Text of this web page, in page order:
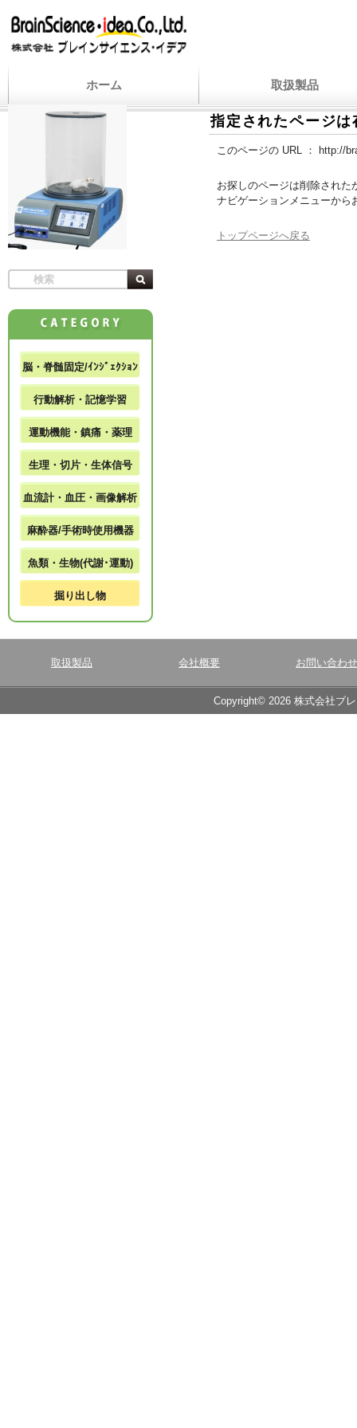
ホーム 取扱製品
指定されたページ
このページの URL ： http://
お探しのページは削除された
ナビゲーションメニューから
トップページへ戻る
脳・脊髄固定/ｲﾝｼﾞｪｸｼｮﾝ
行動解析・記憶学習
運動機能・鎮痛・薬理
生理・切片・生体信号
血流計・血圧・画像解析
麻酔器/手術時使用機器
魚類・生物(代謝･運動)
掘り出し物
取扱製品 会社概要 お問い合わせ
Copyright© 2026 株式会社ブ